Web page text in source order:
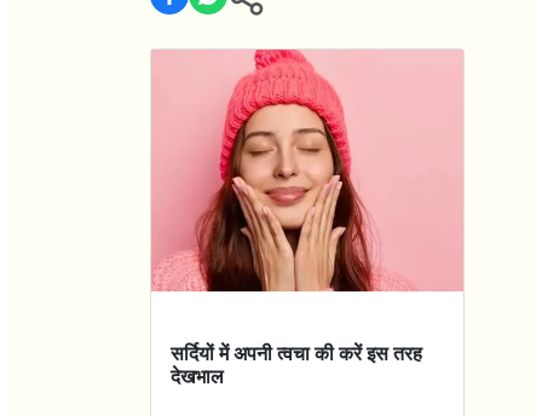
सर्दियों में अपनी त्वचा की करें इस तरह
देखभाल